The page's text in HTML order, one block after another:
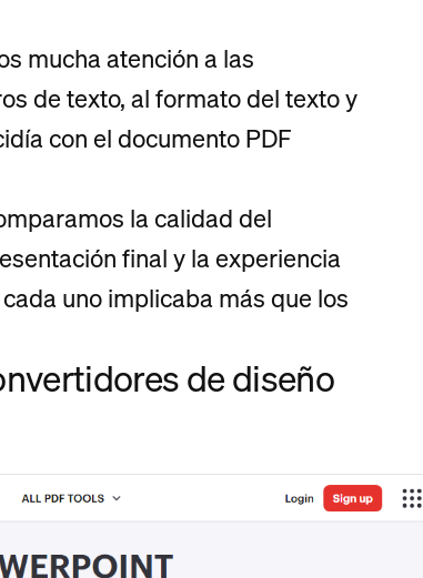
mucha atención a las
de texto, al formato del texto y
con el documento PDF
la calidad del
final y la experiencia
uno implicaba más que los
de diseño